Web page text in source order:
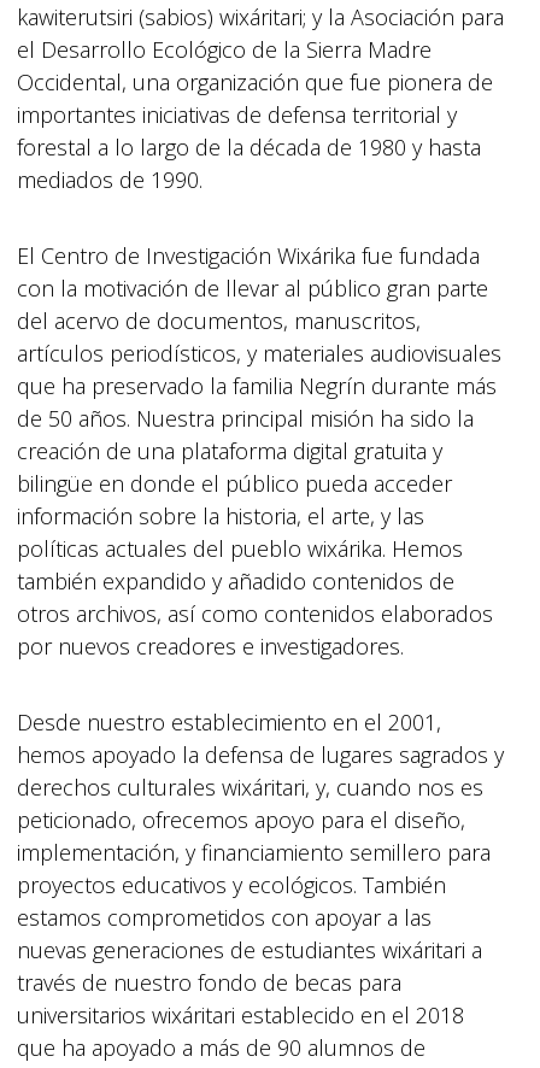
kawiterutsiri (sabios) wixáritari; y la Asociación para
el Desarrollo Ecológico de la Sierra Madre
Occidental, una organización que fue pionera de
importantes iniciativas de defensa territorial y
forestal a lo largo de la década de 1980 y hasta
mediados de 1990.
El Centro de Investigación Wixárika fue fundada
con la motivación de llevar al público gran parte
del acervo de documentos, manuscritos,
artículos periodísticos, y materiales audiovisuales
que ha preservado la familia Negrín durante más
de 50 años. Nuestra principal misión ha sido la
creación de una plataforma digital gratuita y
bilingüe en donde el público pueda acceder
información sobre la historia, el arte, y las
políticas actuales del pueblo wixárika. Hemos
también expandido y añadido contenidos de
otros archivos, así como contenidos elaborados
por nuevos creadores e investigadores.
Desde nuestro establecimiento en el 2001,
hemos apoyado la defensa de lugares sagrados y
derechos culturales wixáritari, y, cuando nos es
peticionado, ofrecemos apoyo para el diseño,
implementación, y financiamiento semillero para
proyectos educativos y ecológicos. También
estamos comprometidos con apoyar a las
nuevas generaciones de estudiantes wixáritari a
través de nuestro fondo de becas para
universitarios wixáritari establecido en el 2018
que ha apoyado a más de 90 alumnos de